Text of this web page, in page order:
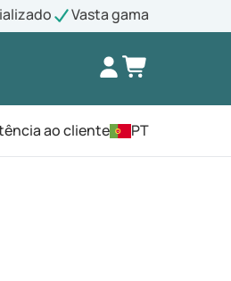
Vasta gama
ao cliente PT